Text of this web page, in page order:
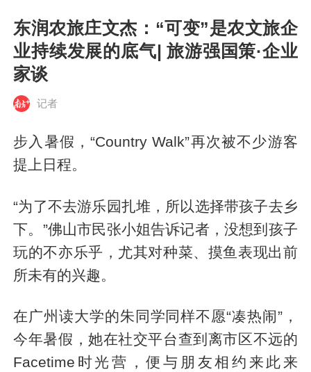
东润农旅庄文杰：“可变”是农文旅企
业持续发展的底气| 旅游强国策·企业
家谈
记者
步入暑假，“Country Walk”再次被不少游客
提上日程。
“为了不去游乐园扎堆，所以选择带孩子去乡
下。”佛山市民张小姐告诉记者，没想到孩子
玩的不亦乐乎，尤其对种菜、摸鱼表现出前
所未有的兴趣。
在广州读大学的朱同学同样不愿“凑热闹”，
今年暑假，她在社交平台查到离市区不远的
Facetime时光营，便与朋友相约来此来